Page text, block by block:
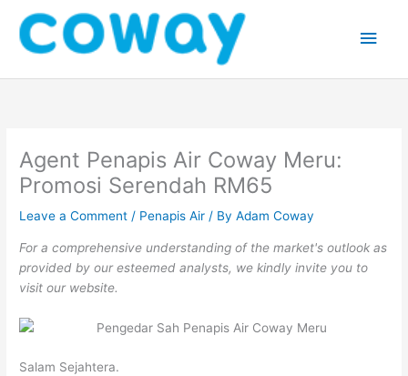
content
Agent Penapis Air Coway Meru:
Promosi Serendah RM65
Leave a Comment / Penapis Air / ByAdam Coway
For a comprehensive understanding of the market's outlook as
provided by our esteemed analysts, we kindly invite you to
visit our website.
Salam Sejahtera.